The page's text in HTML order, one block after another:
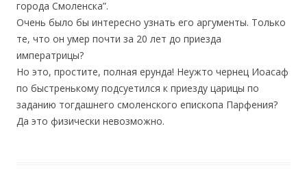
города Смоленска”.
Очень было бы интересно узнать его аргументы. Только
те, что он умер почти за 20 лет до приезда
императрицы?
Но это, простите, полная ерунда! Неужто чернец Иоасаф
по быстренькому подсуетился к приезду царицы по
заданию тогдашнего смоленского епископа Парфения?
Да это физически невозможно.